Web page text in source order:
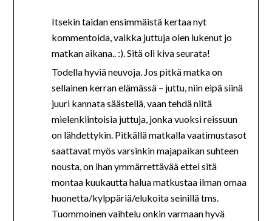
Itsekin taidan ensimmäistä kertaa nyt
kommentoida, vaikka juttuja olen lukenut jo
matkan aikana.. :). Sitä oli kiva seurata!
Todella hyviä neuvoja. Jos pitkä matka on
sellainen kerran elämässä – juttu, niin eipä siinä
juuri kannata säästellä, vaan tehdä niitä
mielenkiintoisia juttuja, jonka vuoksi reissuun
on lähdettykin. Pitkällä matkalla vaatimustasot
saattavat myös varsinkin majapaikan suhteen
nousta, on ihan ymmärrettävää ettei sitä
montaa kuukautta halua matkustaa ilman omaa
huonetta/kylppäriä/elukoita seinillä tms.
Tuommoinen vaihtelu onkin varmaan hyvä